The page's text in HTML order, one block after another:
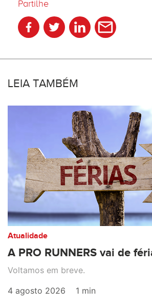
Partilhe
LEIA TAMBÉM
Atualidade
A PRO RUNNERS vai de
Voltamos em breve.
4 agosto 2026
1 min